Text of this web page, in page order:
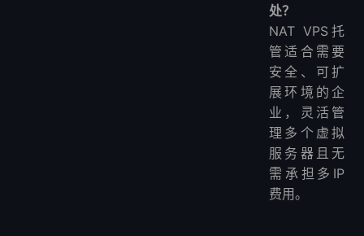
处？
NAT VPS托
管适合需要
安全、可扩
展环境的企
业，灵活管
理多个虚拟
服务器且无
需承担多IP
费用。